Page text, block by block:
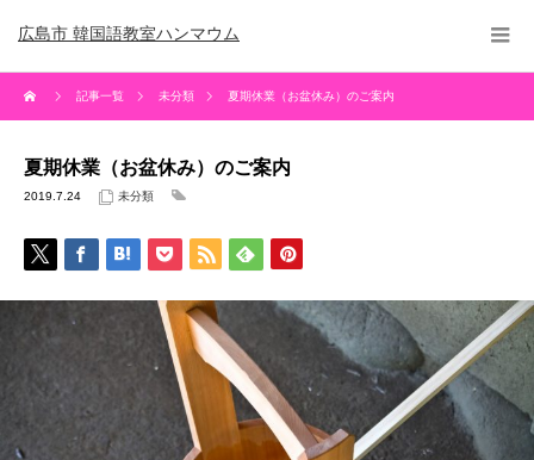
広島市 韓国語教室ハンマウム
記事一覧 未分類 夏期休業（お盆休み）のご案内
夏期休業（お盆休み）のご案内
2019.7.24 未分類